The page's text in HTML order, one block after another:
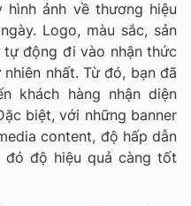
hình ảnh về thương hiệu
Logo, màu sắc, sản
động đi vào nhận thức
nhất. Từ đó, bạn đã
khách hàng nhận diện
biệt, với những banner
content, độ hấp dẫn
độ hiệu quả càng tốt